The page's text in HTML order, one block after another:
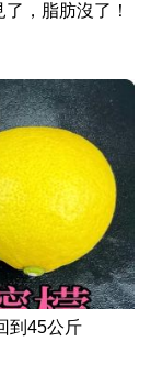
，脂肪沒了！
到45公斤